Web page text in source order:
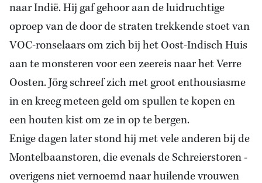
naar Indië. Hij gaf gehoor aan de luidruchtige
oproep van de door de straten trekkende stoet van
VOC-ronselaars om zich bij het Oost-Indisch Huis
aan te monsteren voor een zeereis naar het Verre
Oosten. Jörg schreef zich met groot enthousiasme
in en kreeg meteen geld om spullen te kopen en
een houten kist om ze in op te bergen.
Enige dagen later stond hij met vele anderen bij de
Montelbaanstoren, die evenals de Schreierstoren -
overigens niet vernoemd naar huilende vrouwen